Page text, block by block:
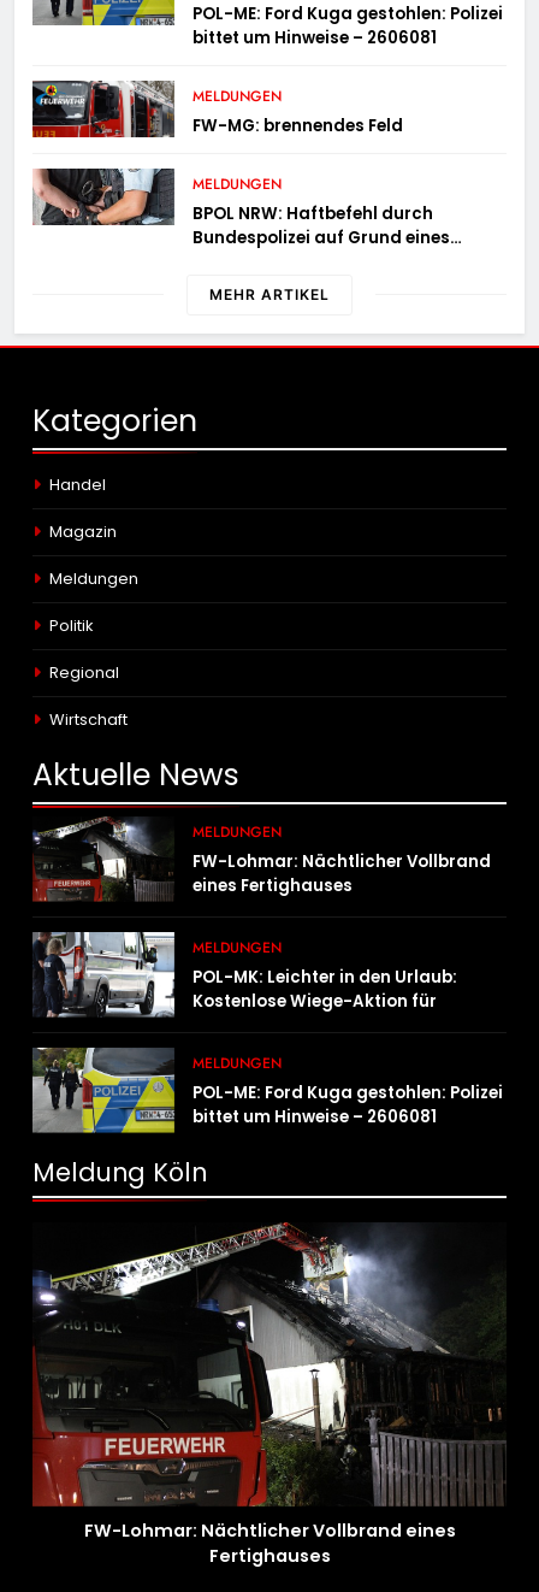
POL-ME: Ford Kuga gestohlen: Polizei
bittet um Hinweise – 2606081
MELDUNGEN
FW-MG: brennendes Feld
MELDUNGEN
BPOL NRW: Haftbefehl durch
Bundespolizei auf Grund eines
MEHR ARTIKEL
Kategorien
Handel
Magazin
Meldungen
Politik
Regional
Wirtschaft
Aktuelle News
MELDUNGEN
FW-Lohmar: Nächtlicher Vollbrand
eines Fertighauses
MELDUNGEN
POL-MK: Leichter in den Urlaub:
Kostenlose Wiege-Aktion für
MELDUNGEN
POL-ME: Ford Kuga gestohlen: Polizei
bittet um Hinweise – 2606081
Meldung Köln
FW-Lohmar: Nächtlicher Vollbrand eines
Fertighauses